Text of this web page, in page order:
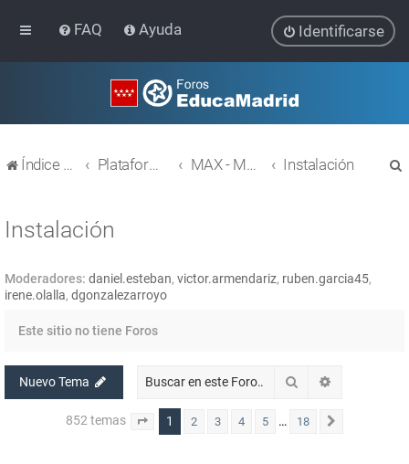
FAQ Ayuda Identificarse
Índice general Plataforma Educativa EducaMadrid MAX - MAdrid_linuX Instalación
Instalación
Moderadores: daniel.esteban, victor.armendariz, ruben.garcia45,
irene.olalla, dgonzalezarroyo
Este sitio no tiene Foros
Nuevo Tema Buscar
852 temas Página 1de 18
1 2 3 4 5 … 18